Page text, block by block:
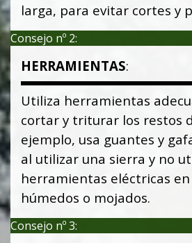
larga, para evitar cortes y
Consejo nº 2:
HERRAMIENTAS:
Utiliza herramientas
cortar y triturar los restos
ejemplo, usa guantes y
al utilizar una sierra y no
herramientas eléctricas
húmedos o mojados.
Consejo nº 3: